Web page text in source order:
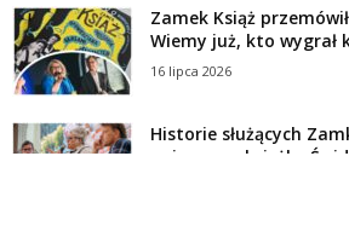
Zamek Książ
Wiemy już, kto wygrał
16 lipca 2026
Historie służących
najnowszą książkę